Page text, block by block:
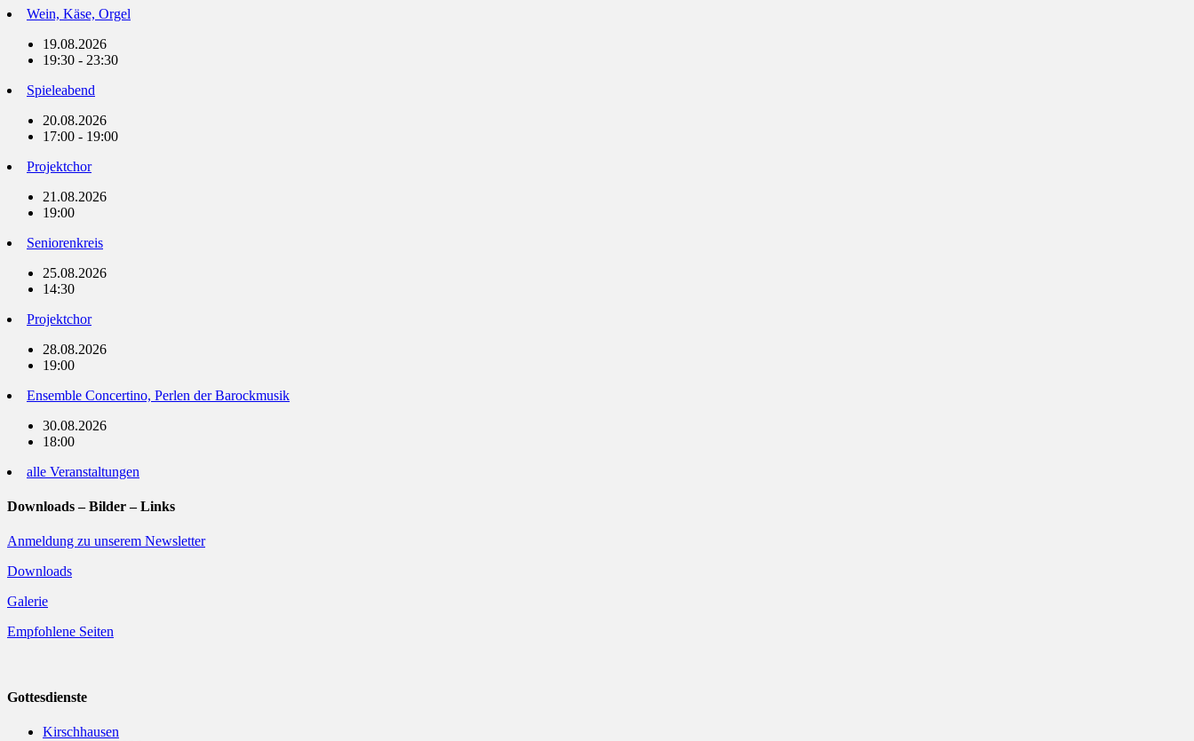
Wein, Käse, Orgel
19.08.2026
19:30 - 23:30
Spieleabend
20.08.2026
17:00 - 19:00
Projektchor
21.08.2026
19:00
Seniorenkreis
25.08.2026
14:30
Projektchor
28.08.2026
19:00
Ensemble Concertino, Perlen der Barockmusik
30.08.2026
18:00
alle Veranstaltungen
Downloads – Bilder – Links
Anmeldung zu unserem Newsletter
Downloads
Galerie
Empfohlene Seiten
Gottesdienste
Kirschhausen